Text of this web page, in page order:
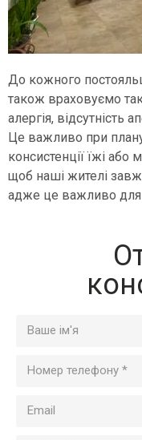
До кожного
також враховуємо
алергія, відсутність
Це важливо при
консистенції їжі
щоб наші жителі
адже це важливо для